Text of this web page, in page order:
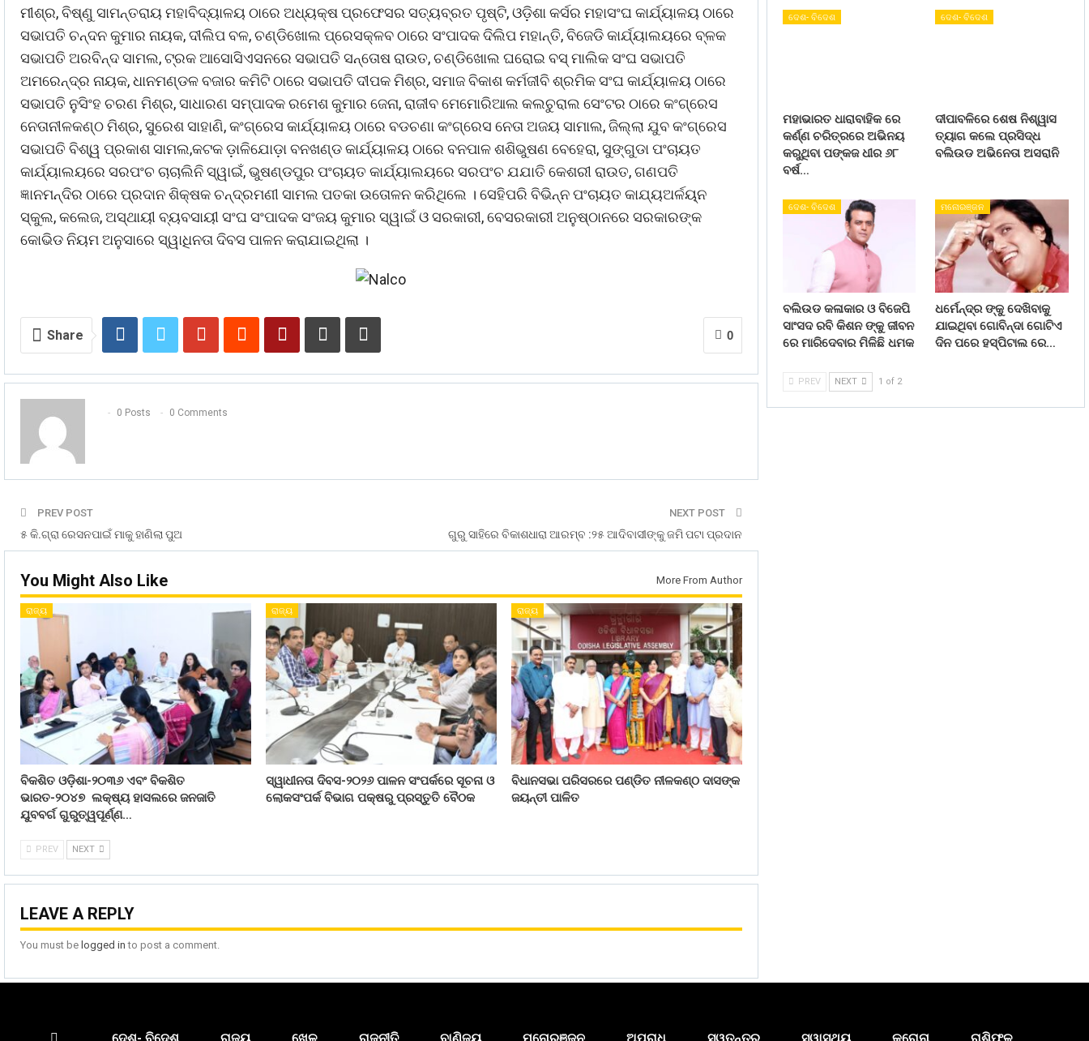
ମୀଶ୍ର, ବିଷ୍ଣୁ ସାମନ୍ତରାୟ ମହାବିଦ୍ୟାଳୟ ଠାରେ ଅଧ୍ୟକ୍ଷ ପ୍ରଫେସର ସତ୍ୟବ୍ରତ ପୃଷ୍ଟି, ଓଡ଼ିଶା କର୍ସର ମହାସଂଘ କାର୍ଯ୍ୟାଳୟ ଠାରେ
ସଭାପତି ଚନ୍ଦନ କୁମାର ନାୟକ, ଦୀଲିପ ବଳ, ଚଣ୍ଡିଖୋଲ ପ୍ରେସକ୍ଳବ ଠାରେ ସଂପାଦକ ଦିଲିପ ମହାନ୍ତି, ବିଜେଡି କାର୍ଯ୍ୟାଲୟରେ ବ୍ଳକ
ସଭାପତି ଅରବିନ୍ଦ ସାମଲ, ଟ୍ରକ ଆସୋସିଏସନରେ ସଭାପତି ସନ୍ତୋଷ ରାଉତ, ଚଣ୍ଡିଖୋଲ ଘରୋଇ ବସ୍ ମାଲିକ ସଂଘ ସଭାପତି
ଅମରେନ୍ଦ୍ର ନାୟକ, ଧାନମଣ୍ଡଳ ବଜାର କମିଟି ଠାରେ ସଭାପତି ଦୀପକ ମିଶ୍ର, ସମାଜ ବିକାଶ କର୍ମଜୀବି ଶ୍ରମିକ ସଂଘ କାର୍ଯ୍ୟାଳୟ ଠାରେ
ସଭାପତି ନୁସିଂହ ଚରଣ ମିଶ୍ର, ସାଧାରଣ ସମ୍ପାଦକ ରମେଶ କୁମାର ଜେନା, ରାଜୀବ ମେମୋରିଆଲ କଲଚୁରାଲ ସେଂଟର ଠାରେ କଂଗ୍ରେସ
ନେତାନୀଳକଣ୍ଠ ମିଶ୍ର, ସୁରେଶ ସାହାଣି, କଂଗ୍ରେସ କାର୍ଯ୍ୟାଳୟ ଠାରେ ବଡଚଣା କଂଗ୍ରେସ ନେତା ଅଜୟ ସାମାଲ, ଜିଲ୍ଲା ଯୁବ କଂଗ୍ରେସ
ସଭାପତି ବିଶ୍ୱ ପ୍ରକାଶ ସାମଲ,କଟକ ଡ଼ାଳିଯୋଡ଼ା ବନଖଣ୍ଡ କାର୍ଯ୍ୟାଳୟ ଠାରେ ବନପାଳ ଶଶିଭୁଷଣ ବେହେରା, ସୁଙ୍ଗୁଡା ପଂଚାୟତ
କାର୍ଯ୍ୟାଲୟରେ ସରପଂଚ ଚାଚାଲିନି ସ୍ୱାଇଁ, ଭୁଷଣ୍ଡପୁର ପଂଚାୟତ କାର୍ଯ୍ୟାଲୟରେ ସରପଂଚ ଯଯାତି କେଶରୀ ରାଉତ, ଗଣପତି
ଜ୍ଞାନମନ୍ଦିର ଠାରେ ପ୍ରଦାନ ଶିକ୍ଷକ ଚନ୍ଦ୍ରମଣୀ ସାମଲ ପତକା ଉତୋଳନ କରିଥିଲେ । ସେହିପରି ବିଭିନ୍ନ ପଂଚାୟତ କାଯ୍ୟଅର୍ଳୟ୍ନ
ସ୍କୁଲ, କଲେଜ, ଅସ୍ଥାୟୀ ବ୍ୟବସାୟୀ ସଂଘ ସଂପାଦକ ସଂଜୟ କୁମାର ସ୍ୱାଇଁ ଓ ସରକାରୀ, ବେସରକାରୀ ଅନୁଷ୍ଠାନରେ ସରକାରଙ୍କ
କୋଭିଡ ନିୟମ ଅନୁସାରେ ସ୍ୱାଧିନତା ଦିବସ ପାଳନ କରାଯାଇଥିଲା ।
0
Share
0 Posts 0 Comments
PREV POST
୫ କି.ଗ୍ରା ରେସନପାଇଁ ମାକୁ ହାଣିଲା ପୁଅ
NEXT POST
ଗୁରୁ ସାହିରେ ବିକାଶଧାରା ଆରମ୍ବ :୨୫ ଆଦିବାସୀଙ୍କୁ ଜମି ପଟା ପ୍ରଦାନ
You Might Also Like More From Author
ରାଜ୍ୟ
ବିକଶିତ ଓଡ଼ିଶା-୨୦୩୬ ଏବଂ ବିକଶିତ
ଭାରତ-୨୦୪୭ ଲକ୍ଷ୍ୟ ହାସଲରେ ଜନଜାତି
ଯୁବବର୍ଗ ଗୁରୁତ୍ୱପୂର୍ଣ୍ଣ…
ରାଜ୍ୟ
ସ୍ୱାଧୀନତା ଦିବସ-୨୦୨୬ ପାଳନ ସଂପର୍କରେ ସୂଚନା ଓ
ଲୋକସଂପର୍କ ବିଭାଗ ପକ୍ଷରୁ ପ୍ରସ୍ତୁତି ବୈଠକ
ରାଜ୍ୟ
ବିଧାନସଭା ପରିସରରେ ପଣ୍ଡିତ ନୀଳକଣ୍ଠ ଦାସଙ୍କ
ଜୟନ୍ତୀ ପାଳିତ
PREV NEXT
LEAVE A REPLY
You must be logged in to post a comment.
ଦେଶ- ବିଦେଶ
ମହାଭାରତ ଧାରାବାହିକ ରେ
କର୍ଣ୍ଣ ଚରିତ୍ରରେ ଅଭିନୟ
କରୁଥିବା ପଙ୍କଜ ଧୀର ୬୮
ବର୍ଷ…
ଦେଶ- ବିଦେଶ
ଦୀପାବଳିରେ ଶେଷ ନିଶ୍ୱାସ
ତ୍ୟାଗ କଲେ ପ୍ରସିଦ୍ଧ
ବଲିଉଡ ଅଭିନେତା ଅସରାନି
ଦେଶ- ବିଦେଶ
ବଲିଉଡ କଳାକାର ଓ ବିଜେପି
ସାଂସଦ ରବି କିଶନ ଙ୍କୁ ଜୀବନ
ରେ ମାରିଦେବାର ମିଳିଛି ଧମକ
ମନୋରଞ୍ଜନ
ଧର୍ମେନ୍ଦ୍ର ଙ୍କୁ ଦେଖିବାକୁ
ଯାଇଥିବା ଗୋବିନ୍ଦା ଗୋଟିଏ
ଦିନ ପରେ ହସ୍ପିଟାଲ ରେ…
PREV NEXT 1 of 2